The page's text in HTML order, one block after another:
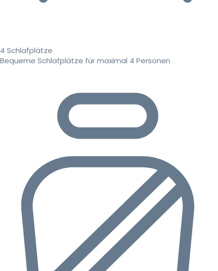
4 Schlafplätze
Bequeme Schlafplätze für maximal 4 Personen